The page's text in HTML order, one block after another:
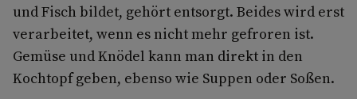
und Fisch bildet, gehört entsorgt. Beides wird erst
verarbeitet, wenn es nicht mehr gefroren ist.
Gemüse und Knödel kann man direkt in den
Kochtopf geben, ebenso wie Suppen oder Soßen.